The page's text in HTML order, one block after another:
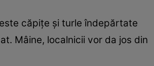
căpiţe şi turle îndepărtate
Mâine, localnicii vor da jos din